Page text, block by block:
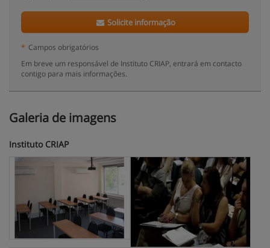
Solicite informação
* Campos obrigatórios
Em breve um responsável de Instituto CRIAP, entrará em contacto
contigo para mais informações.
Galeria de imagens
Instituto CRIAP